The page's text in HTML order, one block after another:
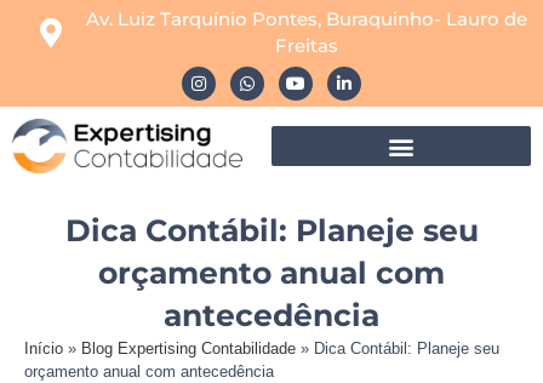
Av. Luiz Tarquínio Pontes, Buraquinho- Lauro de
Freitas
Dica Contábil: Planeje seu
orçamento anual com
antecedência
Início » Blog Expertising Contabilidade » Dica Contábil: Planeje seu
orçamento anual com antecedência